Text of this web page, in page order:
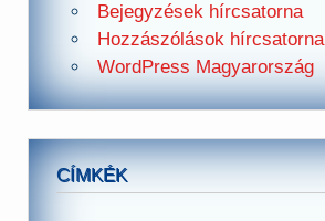
Bejegyzések hírcsatorna
Hozzászólások hírcsatorna
WordPress Magyarország
CÍMKÉK